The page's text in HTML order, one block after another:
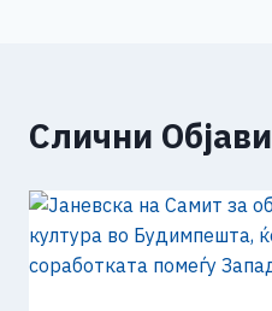
Слични Објави